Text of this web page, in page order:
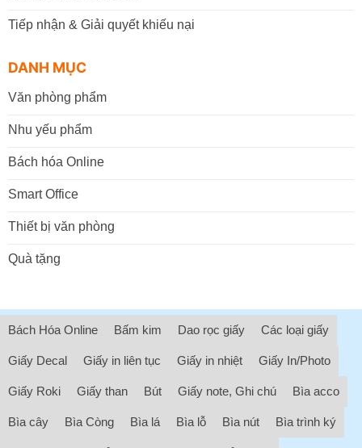
Tiếp nhận & Giải quyết khiếu nại
DANH MỤC
Văn phòng phẩm
Nhu yếu phẩm
Bách hóa Online
Smart Office
Thiết bị văn phòng
Quà tặng
Bách Hóa Online Bấm kim Dao rọc giấy Các loại giấy
Giấy Decal Giấy in liên tục Giấy in nhiệt Giấy In/Photo
Giấy Roki Giấy than Bút Giấy note, Ghi chú Bìa acco
Bìa cây Bìa Còng Bìa lá Bìa lỗ Bìa nút Bìa trình ký